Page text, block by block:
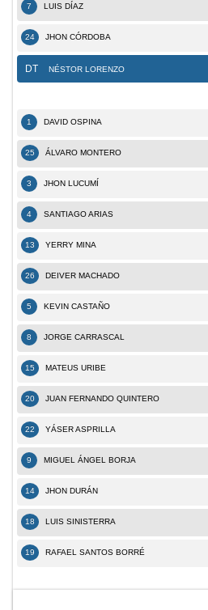
7 LUIS DÍAZ
24 JHON CÓRDOBA
DT NÉSTOR LORENZO
1 DAVID OSPINA
25 ÁLVARO MONTERO
3 JHON LUCUMÍ
4 SANTIAGO ARIAS
13 YERRY MINA
26 DEIVER MACHADO
5 KEVIN CASTAÑO
8 JORGE CARRASCAL
15 MATEUS URIBE
20 JUAN FERNANDO QUINTERO
22 YÁSER ASPRILLA
9 MIGUEL ÁNGEL BORJA
14 JHON DURÁN
18 LUIS SINISTERRA
19 RAFAEL SANTOS BORRÉ